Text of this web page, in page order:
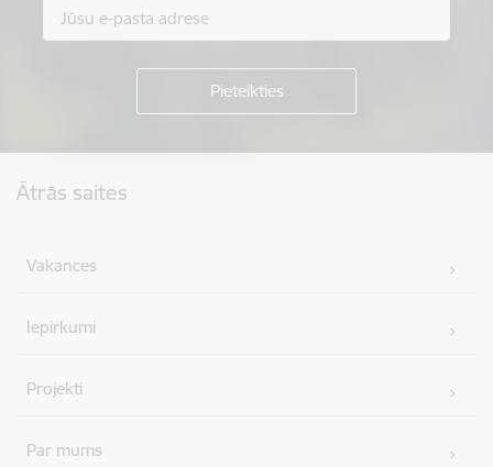
Ātrās saites
Vakances
Iepirkumi
Projekti
Par mums